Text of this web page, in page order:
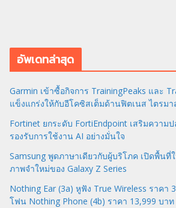
อัพเดทล่าสุด
Garmin เข้าซื้อกิจการ TrainingPeaks และ
แข็งแกร่งให้กับอีโคซิสเต็มด้านฟิตเนส ไตรมา
Fortinet ยกระดับ FortiEndpoint เสริมความ
รองรับการใช้งาน AI อย่างมั่นใจ
Samsung พูดภาษาเดียวกับผู้บริโภค เปิดพื้นที่
ภาพจำใหม่ของ Galaxy Z Series
Nothing Ear (3a) หูฟัง True Wireless ราคา
โฟน Nothing Phone (4b) ราคา 13,999 บาท